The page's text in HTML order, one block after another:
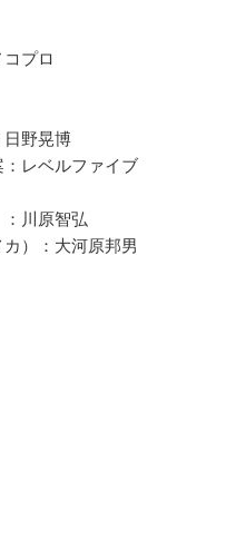
プロ
日野晃博
レベルファイブ
川原智弘
）：大河原邦男